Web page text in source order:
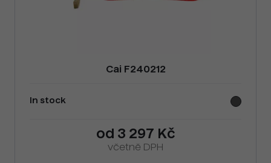
Cai F240212
In stock
od 3 297 Kč
včetně DPH